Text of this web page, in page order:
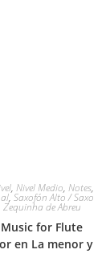
, Nivel Medio, Notes,
,Saxofón Alto / Saxo
Zequinha de Abreu
Music for Flute
en La menor y